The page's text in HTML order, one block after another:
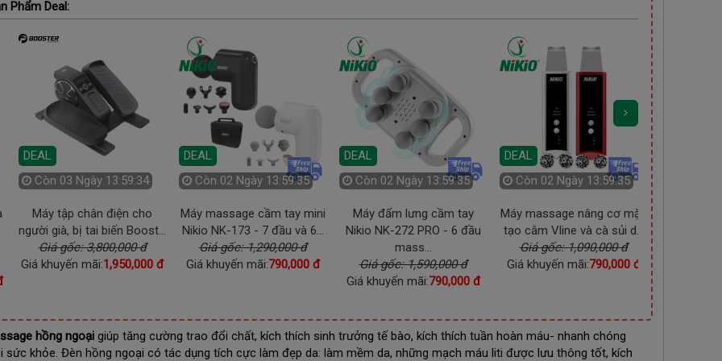
Phẩm Deal:
DEAL
Còn 03 Ngày 13:59:32
Máy tập chân điện cho
người già, bị tai biến Boost...
Giá gốc: 3,800,000 đ
Giá khuyến mãi:1,950,000 đ
DEAL
Còn 02 Ngày 13:59:33
Máy massage cầm tay mini
Nikio NK-173 - 7 đầu và 6...
Giá gốc: 1,290,000 đ
Giá khuyến mãi:790,000 đ
DEAL
Còn 02 Ngày 13:59:33
Máy đấm lưng cầm tay
Nikio NK-272 PRO - 6 đầu
mass...
Giá gốc: 1,590,000 đ
Giá khuyến mãi:790,000 đ
DEAL
Còn 02 Ngày 13:59:33
Máy massage nâng cơ mặt,
tạo cằm Vline và cà sủi d...
Giá gốc: 1,090,000 đ
Giá khuyến mãi:790,000 đ
hồng ngoại giúp tăng cường trao đổi chất, kích thích sinh trưởng tế bào, kích thích tuần hoàn máu- nhanh chóng
sức khỏe. Đèn hồng ngoại có tác dụng tích cực làm đẹp da: làm mềm da, những mạch máu liti được lưu thông tốt, kích